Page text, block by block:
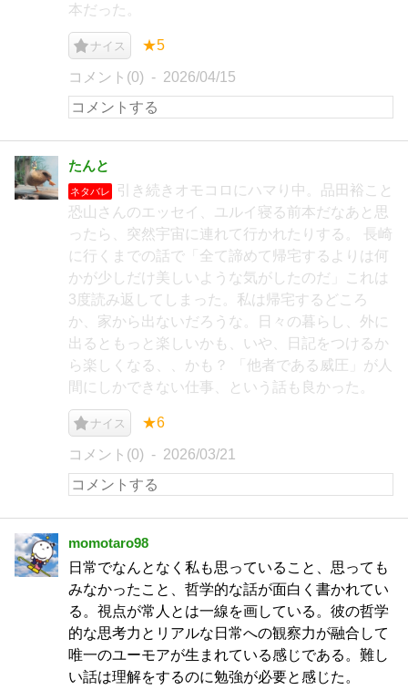
本だった。
ナイス ★5
コメント(0) 2026/04/15
たんと
ネタバレ
引き続きオモコロにハマり中。品田裕こと
恐山さんのエッセイ、ユルイ寝る前本だなあと思
ったら、突然宇宙に連れて行かれたりする。 長崎
に行くまでの話で「全て諦めて帰宅するよりは何
かが少しだけ美しいような気がしたのだ」これは
3度読み返してしまった。私は帰宅するどころ
か、家から出ないだろうな。日々の暮らし、外に
出るともっと楽しいかも、いや、日記をつけるか
ら楽しくなる、、かも？ 「他者である威圧」が人
間にしかできない仕事、という話も良かった。
ナイス ★6
コメント(0) 2026/03/21
momotaro98
日常でなんとなく私も思っていること、思っても
みなかったこと、哲学的な話が面白く書かれてい
る。視点が常人とは一線を画している。彼の哲学
的な思考力とリアルな日常への観察力が融合して
唯一のユーモアが生まれている感じである。難し
い話は理解をするのに勉強が必要と感じた。